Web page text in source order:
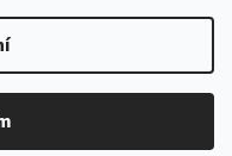
práva vyhrazena.